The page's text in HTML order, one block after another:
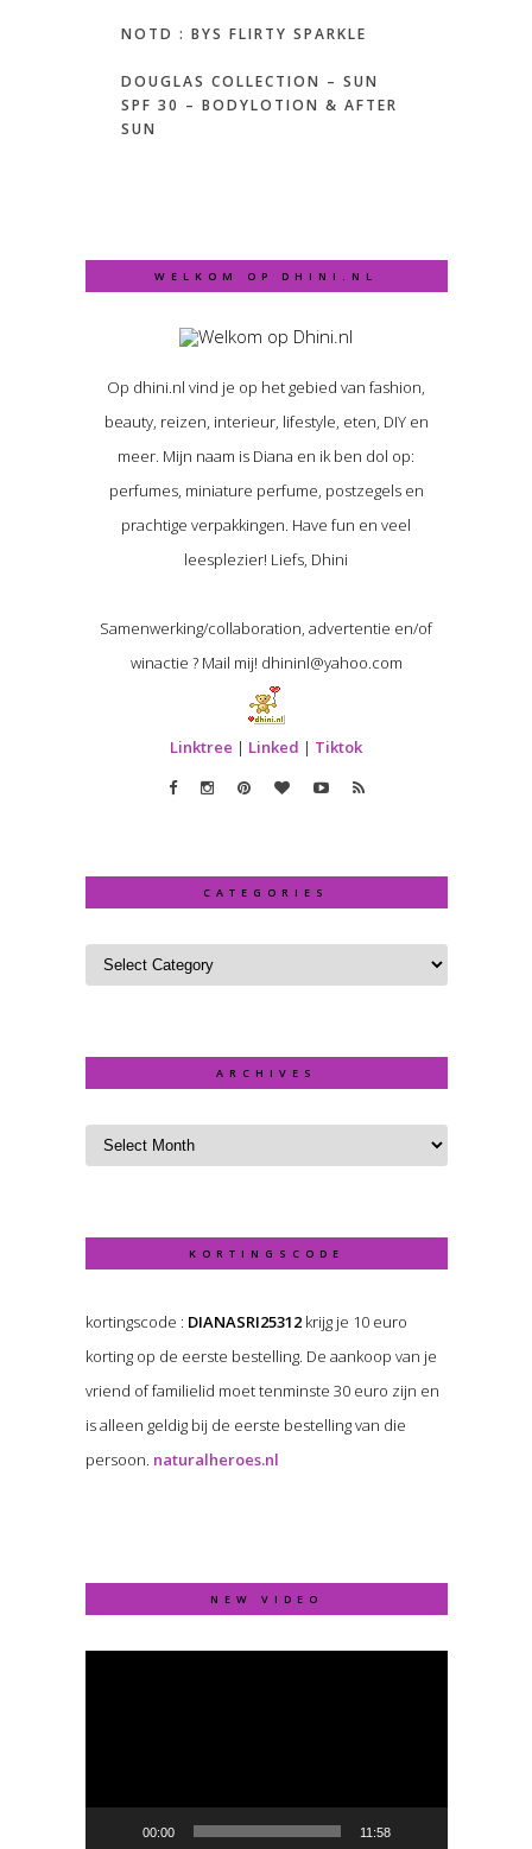
NOTD : BYS FLIRTY SPARKLE
DOUGLAS COLLECTION – SUN
SPF 30 – BODYLOTION & AFTER
SUN
WELKOM OP DHINI.NL
Op dhini.nl vind je op het gebied van fashion,
beauty, reizen, interieur, lifestyle, eten, DIY en
meer. Mijn naam is Diana en ik ben dol op:
perfumes, miniature perfume, postzegels en
prachtige verpakkingen. Have fun en veel
leesplezier! Liefs, Dhini
Samenwerking/collaboration, advertentie en/of
winactie ? Mail mij! dhininl@yahoo.com
Linktree | Linked | Tiktok
CATEGORIES
ARCHIVES
KORTINGSCODE
kortingscode : DIANASRI25312krijg je 10 euro
korting op de eerste bestelling. De aankoop van je
vriend of familielid moet tenminste 30 euro zijn en
is alleen geldig bij de eerste bestelling van die
persoon. naturalheroes.nl
NEW VIDEO
Video
00:00 11:58